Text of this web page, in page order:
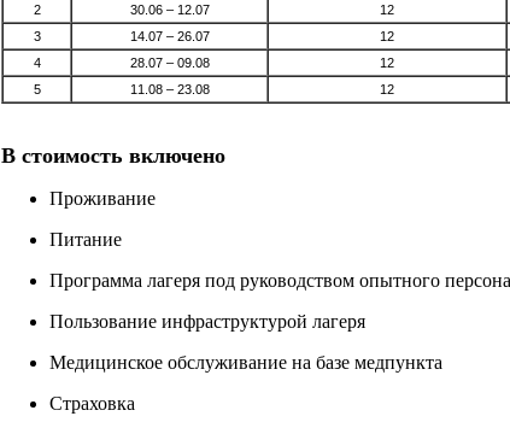
2
30.06 – 12.07 12
3
14.07 – 26.07 12
4
28.07 – 09.08 12
5
11.08 – 23.08 12
В стоимость включено
Проживание
Питание
Программа лагеря под руководством опытного
Пользование инфраструктурой лагеря
Медицинское обслуживание на базе медпункта
Страховка